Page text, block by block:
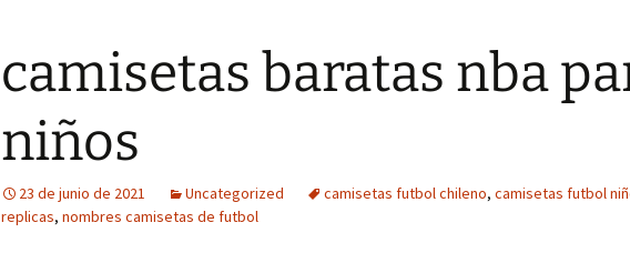
camisetas baratas nba
niños
23 de junio de 2021 Uncategorized camisetas futbol chileno, camisetas futbol
replicas, nombres camisetas de futbol